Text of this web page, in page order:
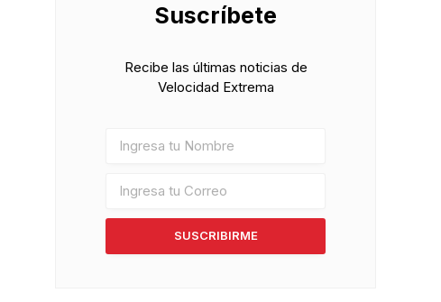
Suscríbete
Recibe las últimas noticias de
Velocidad Extrema
SUSCRIBIRME